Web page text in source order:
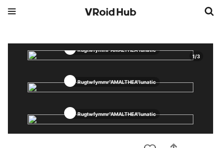
1/3
Rugtwfymmr"AMALTHEA"lunatic
Rugtwfymmr"AMALTHEA"lunatic
Rugtwfymmr"AMALTHEA"lunatic